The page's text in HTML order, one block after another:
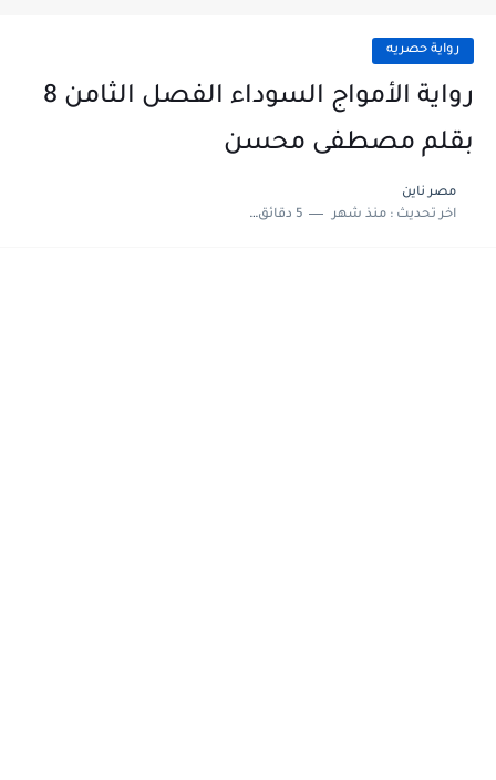
رواية حصريه
رواية الأمواج السوداء الفصل الثامن 8
بقلم مصطفى محسن
مصر ناين
اخر تحديث :منذ شهر 5 دقائق للقراءة